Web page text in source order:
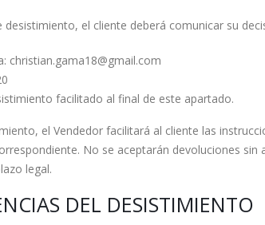
desistimiento, el cliente deberá comunicar su
christian.gama18@gmail.com
facilitado al final de este apartado.
el Vendedor facilitará al cliente las
No se aceptarán devoluciones
legal.
DEL DESISTIMIENTO